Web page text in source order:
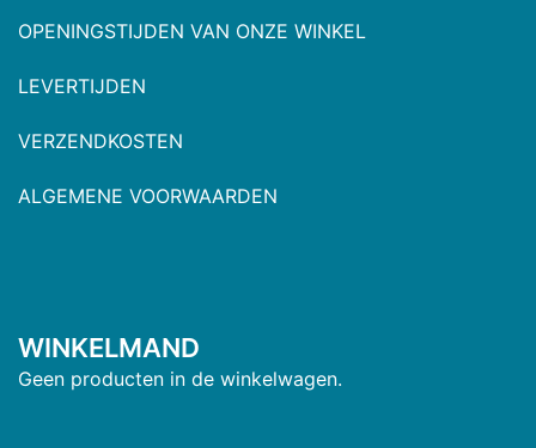
OPENINGSTIJDEN VAN ONZE WINKEL
LEVERTIJDEN
VERZENDKOSTEN
ALGEMENE VOORWAARDEN
WINKELMAND
Geen producten in de winkelwagen.